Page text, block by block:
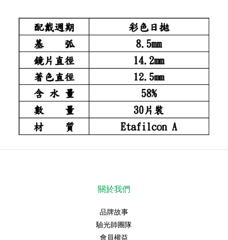
關於我們
品牌故事
驗光師團隊
會員權益